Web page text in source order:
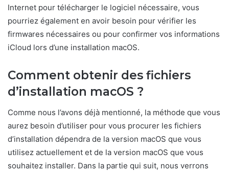
Internet pour télécharger le logiciel nécessaire, vous
pourriez également en avoir besoin pour vérifier les
firmwares nécessaires ou pour confirmer vos informations
iCloud lors d’une installation macOS.
Comment obtenir des fichiers
d’installation macOS ?
Comme nous l’avons déjà mentionné, la méthode que vous
aurez besoin d’utiliser pour vous procurer les fichiers
d’installation dépendra de la version macOS que vous
utilisez actuellement et de la version macOS que vous
souhaitez installer. Dans la partie qui suit, nous verrons